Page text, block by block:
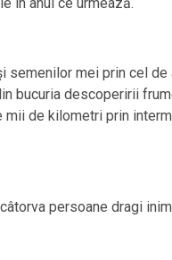
semenilor mei prin cel
bucuria descoperirii
de kilometri prin
persoane dragi